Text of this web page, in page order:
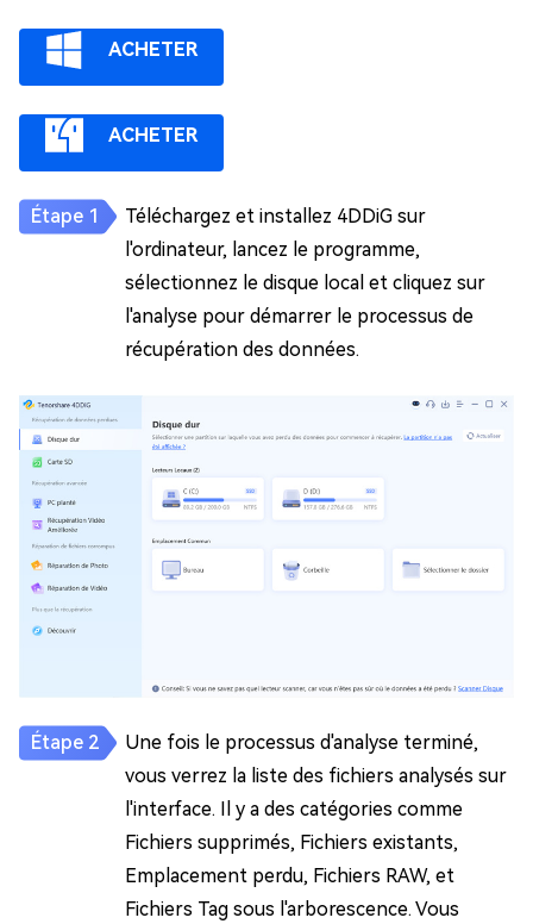
ACHETER
ACHETER
Téléchargez et installez 4DDiG sur
l'ordinateur, lancez le programme,
sélectionnez le disque local et cliquez sur
l'analyse pour démarrer le processus de
récupération des données.
Une fois le processus d'analyse terminé,
vous verrez la liste des fichiers analysés sur
l'interface. Il y a des catégories comme
Fichiers supprimés, Fichiers existants,
Emplacement perdu, Fichiers RAW, et
Fichiers Tag sous l'arborescence. Vous